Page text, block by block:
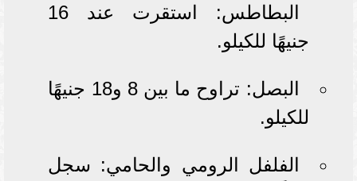
البطاطس: استقرت عند 16
جنيهًا للكيلو.
البصل: تراوح ما بين 8 و18 جنيهًا
للكيلو.
الفلفل الرومي والحامي: سجل